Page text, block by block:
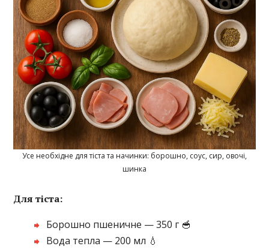
Усе необхідне для тіста та начинки: борошно, соус, сир, овочі,
шинка
Для тіста:
Борошно пшеничне — 350 г 🥣
Вода тепла — 200 мл 💧